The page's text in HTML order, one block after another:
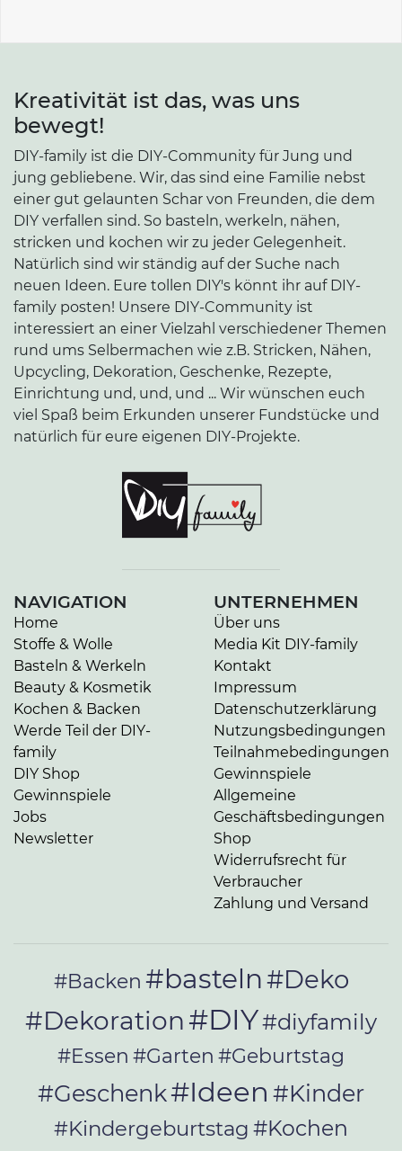
Kreativität ist das, was uns
bewegt!
DIY-family ist die DIY-Community für Jung und
jung gebliebene. Wir, das sind eine Familie nebst
einer gut gelaunten Schar von Freunden, die dem
DIY verfallen sind. So basteln, werkeln, nähen,
stricken und kochen wir zu jeder Gelegenheit.
Natürlich sind wir ständig auf der Suche nach
neuen Ideen. Eure tollen DIY's könnt ihr auf DIY-
family posten! Unsere DIY-Community ist
interessiert an einer Vielzahl verschiedener Themen
rund ums Selbermachen wie z.B. Stricken, Nähen,
Upcycling, Dekoration, Geschenke, Rezepte,
Einrichtung und, und, und ... Wir wünschen euch
viel Spaß beim Erkunden unserer Fundstücke und
natürlich für eure eigenen DIY-Projekte.
NAVIGATION
Home
Stoffe & Wolle
Basteln & Werkeln
Beauty & Kosmetik
Kochen & Backen
Werde Teil der DIY-
family
DIY Shop
Gewinnspiele
Jobs
Newsletter
UNTERNEHMEN
Über uns
Media Kit DIY-family
Kontakt
Impressum
Datenschutzerklärung
Nutzungsbedingungen
Teilnahmebedingungen
Gewinnspiele
Allgemeine
Geschäftsbedingungen
Shop
Widerrufsrecht für
Verbraucher
Zahlung und Versand
#Backen #basteln#Deko
#Dekoration #DIY#diyfamily
#Essen #Garten #Geburtstag
#Geschenk#Ideen #Kinder
#Kindergeburtstag #Kochen